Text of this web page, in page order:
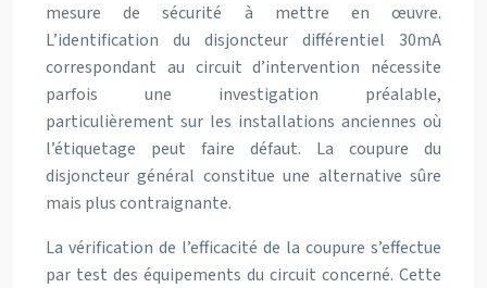
mesure de sécurité à mettre en œuvre.
L’identification du disjoncteur différentiel 30mA
correspondant au circuit d’intervention nécessite
parfois une investigation préalable,
particulièrement sur les installations anciennes où
l’étiquetage peut faire défaut. La coupure du
disjoncteur général constitue une alternative sûre
mais plus contraignante.
La vérification de l’efficacité de la coupure s’effectue
par test des équipements du circuit concerné. Cette